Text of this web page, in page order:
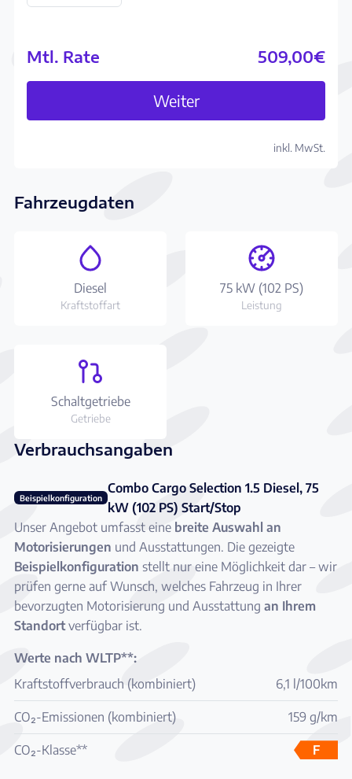
Fahrzeugdaten
Diesel
Kraftstoffart
75 kW (102 PS)
Leistung
Schaltgetriebe
Getriebe
Verbrauchsangaben
Beispielkonfiguration
Combo Cargo Selection 1.5 Diesel, 75
kW (102 PS) Start/Stop
Unser Angebot umfasst eine breite Auswahl an
Motorisierungen und Ausstattungen. Die gezeigte
Beispielkonfiguration stellt nur eine Möglichkeit dar – wir
prüfen gerne auf Wunsch, welches Fahrzeug in Ihrer
bevorzugten Motorisierung und Ausstattung an Ihrem
Standortverfügbar ist.
Werte nach WLTP**:
Kraftstoffverbrauch (kombiniert)
6,1 l/100km
CO₂-Emissionen (kombiniert) 159 g/km
CO₂-Klasse** F
Mtl. Rate 509,00€
Weiter
inkl. MwSt.